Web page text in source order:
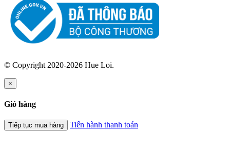
© Copyright 2020-2026 Hue Loi.
×
Giỏ hàng
Tiếp tục mua hàng Tiến hành thanh toán